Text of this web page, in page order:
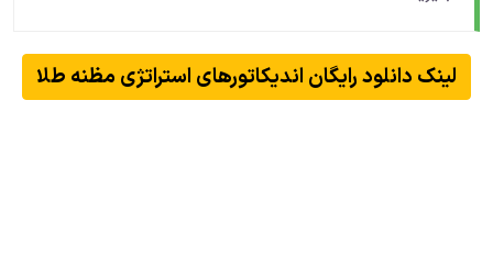
لینک دانلود رایگان اندیکاتورهای استراتژی مظنه طلا